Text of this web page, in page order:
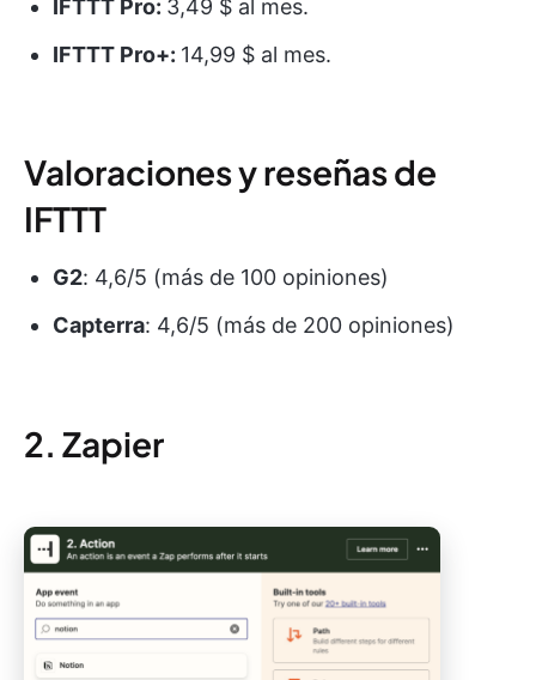
IFTTT Pro: 3,49 $ al mes.
IFTTT Pro+: 14,99 $ al mes.
Valoraciones y reseñas de
IFTTT
G2: 4,6/5 (más de 100 opiniones)
Capterra: 4,6/5 (más de 200 opiniones)
2. Zapier